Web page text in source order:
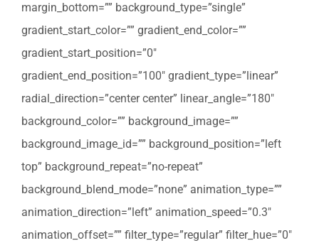
margin_bottom=”” background_type=”single”
gradient_start_color=”” gradient_end_color=””
gradient_start_position=”0″
gradient_end_position=”100″ gradient_type=”linear”
radial_direction=”center center” linear_angle=”180″
background_color=”” background_image=””
background_image_id=”” background_position=”left
top” background_repeat=”no-repeat”
background_blend_mode=”none” animation_type=””
animation_direction=”left” animation_speed=”0.3″
animation_offset=”” filter_type=”regular” filter_hue=”0″